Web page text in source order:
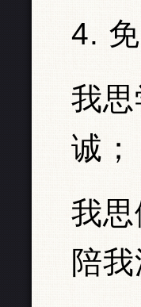
4.
我
诚；
我
陪我